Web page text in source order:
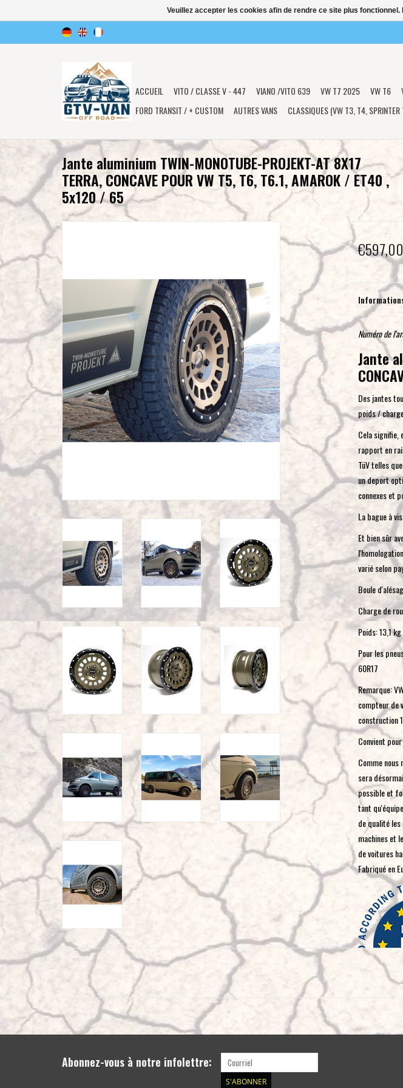
ACCUEIL VITO / CLASSE V - 447 VIANO /VITO 639 VW T7 2025 VW T6
FORD TRANSIT / + CUSTOM
AUTRES VANS CLASSIQUES (VW T3, T4, SPRINTER
Jante aluminium TWIN-MONOTUBE-PROJEKT-AT 8X17
TERRA, CONCAVE POUR VW T5, T6, T6.1, AMAROK / ET40 ,
5x120 / 65
€597,00
Numéro de
Jante
Des jantes
poids /
Cela signifie,
rapport en
TüV telles
un deport
connexes et
La bague à
Et bien sûr
varié selon
Boule
Charge de
Poids: 13,1
Pour les
60R17
Remarque:
compteur de
construction
Convient
Comme
sera
possible et
tant
de qualité
machines et
de voitures
Fabriqué en
- Inspection à
Abonnez-vous à notre infolettre:
S'ABONNER
Veuillez accepter les cookies afin de rendre ce site plus fonctionnel.